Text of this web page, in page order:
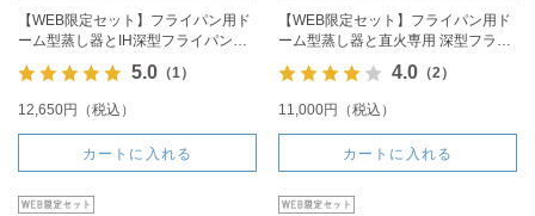
【WEB限定セット】フライパン用ド
ーム型蒸し器とIH深型フライパン
24cmのセット
5.0（1）
12,650円（税込）
カートに入れる
【WEB限定セット】フライパン用ド
ーム型蒸し器と直火専用 深型フライ
パン24cmのセット
4.0（2）
11,000円（税込）
カートに入れる